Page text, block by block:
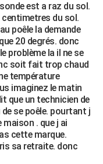
est a raz du sol.
du sol.
poêle la demande
20 degrés. donc
problème la il ne se
soit fait trop chaud
température
imaginez le matin
que un technicien de
se poêle. pourtant j
maison . que j ai
cette marque.
sa retraite. donc